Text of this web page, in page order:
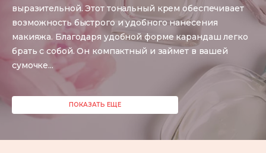
выразительной. Этот тональный крем обеспечивает
возможность быстрого и удобного нанесения
макияжа. Благодаря удобной форме карандаш легко
брать с собой. Он компактный и займет в вашей
сумочке...
ПОКАЗАТЬ ЕЩЕ